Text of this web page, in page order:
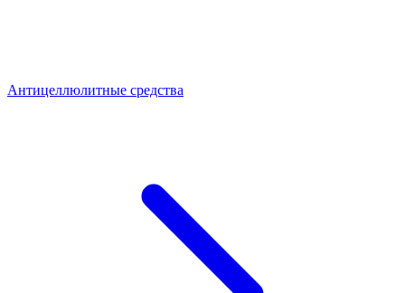
Антицеллюлитные средства